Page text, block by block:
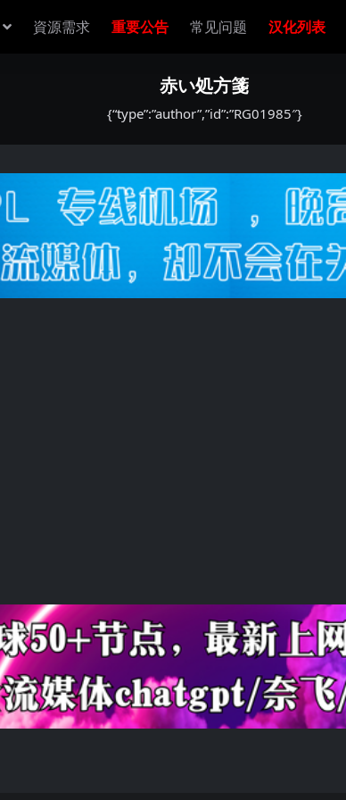
資源需求 重要公告 常见问题 汉化列表
赤い処方箋
{“type”:”author”,”id”:”RG01985″}